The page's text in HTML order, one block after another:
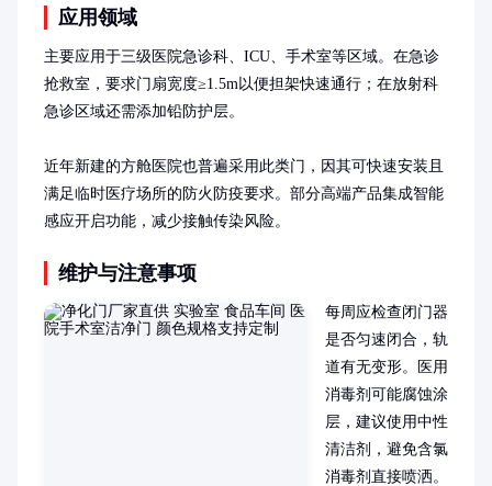
应用领域
主要应用于三级医院急诊科、ICU、手术室等区域。在急诊
抢救室，要求门扇宽度≥1.5m以便担架快速通行；在放射科
急诊区域还需添加铅防护层。
近年新建的方舱医院也普遍采用此类门，因其可快速安装且
满足临时医疗场所的防火防疫要求。部分高端产品集成智能
感应开启功能，减少接触传染风险。
维护与注意事项
每周应检查闭门器
是否匀速闭合，轨
道有无变形。医用
消毒剂可能腐蚀涂
层，建议使用中性
清洁剂，避免含氯
消毒剂直接喷洒。